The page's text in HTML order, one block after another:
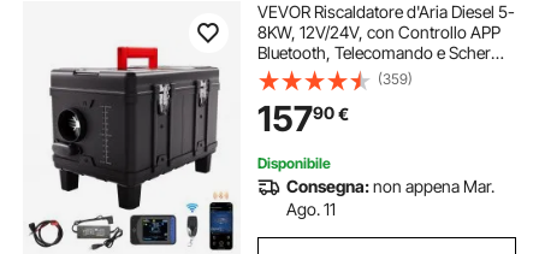
VEVOR Riscaldatore d'Aria Diesel 5-
8KW, 12V/24V, con Controllo APP
Bluetooth, Telecomando e Schermo
di Visualizzazione, Allarme CO,
Riscaldatore Diesel Portatile a
Riscaldamento per Veicoli e Garage
(359)
15790€
Disponibile
Consegna:non appena Mar.
Ago. 11